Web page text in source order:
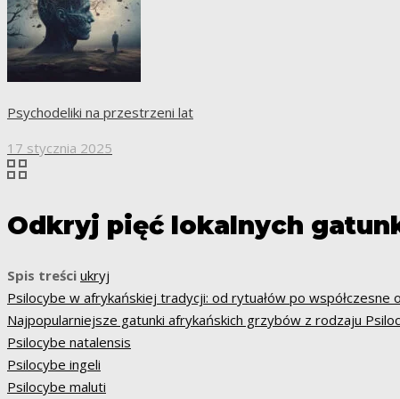
Psychodeliki na przestrzeni lat
17 stycznia 2025
Odkryj pięć lokalnych
Spis treści ukryj
Psilocybe w afrykańskiej tradycji: od rytuałów po współczesne
Najpopularniejsze gatunki afrykańskich grzybów z rodzaju
Psilocybe natalensis
Psilocybe ingeli
Psilocybe maluti